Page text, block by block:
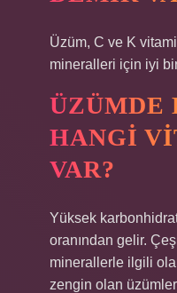
Üzüm, C ve K
mineralleri için iyi
ÜZÜMDE
HANGI
VAR?
Yüksek
oranından gelir.
minerallerle ilgili
zengin olan